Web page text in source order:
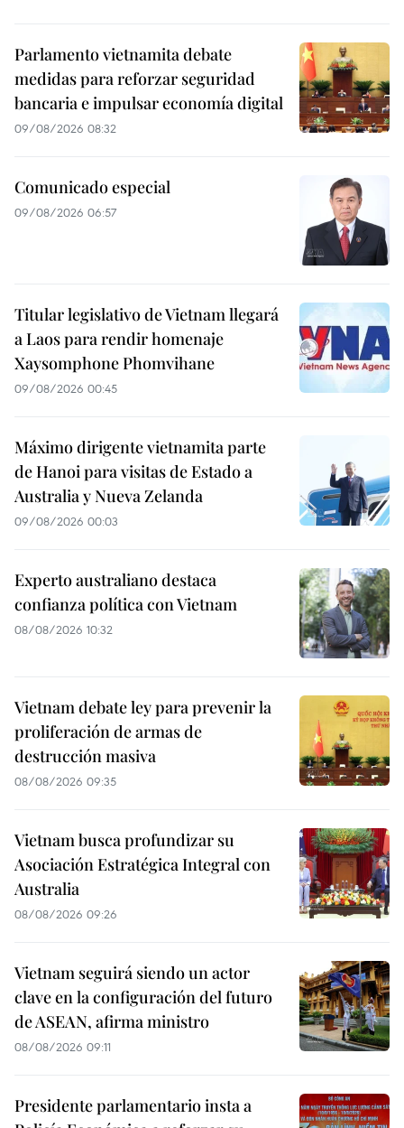
Parlamento vietnamita debate
medidas para reforzar seguridad
bancaria e impulsar economía digital
09/08/2026 08:32
Comunicado especial
09/08/2026 06:57
Titular legislativo de Vietnam llegará
a Laos para rendir homenaje
Xaysomphone Phomvihane
09/08/2026 00:45
Máximo dirigente vietnamita parte
de Hanoi para visitas de Estado a
Australia y Nueva Zelanda
09/08/2026 00:03
Experto australiano destaca
confianza política con Vietnam
08/08/2026 10:32
Vietnam debate ley para prevenir la
proliferación de armas de
destrucción masiva
08/08/2026 09:35
Vietnam busca profundizar su
Asociación Estratégica Integral con
Australia
08/08/2026 09:26
Vietnam seguirá siendo un actor
clave en la configuración del futuro
de ASEAN, afirma ministro
08/08/2026 09:11
Presidente parlamentario insta a